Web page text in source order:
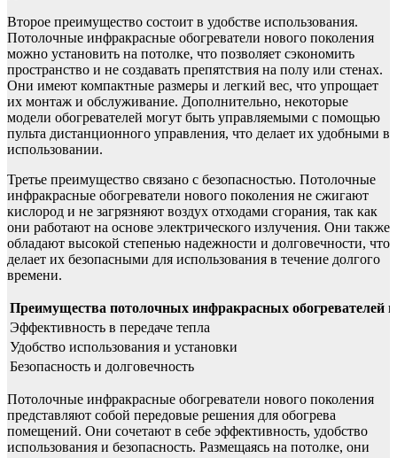
Второе преимущество состоит в удобстве использования.
Потолочные инфракрасные обогреватели нового поколения
можно установить на потолке, что позволяет сэкономить
пространство и не создавать препятствия на полу или стенах.
Они имеют компактные размеры и легкий вес, что упрощает
их монтаж и обслуживание. Дополнительно, некоторые
модели обогревателей могут быть управляемыми с помощью
пульта дистанционного управления, что делает их удобными в
использовании.
Третье преимущество связано с безопасностью. Потолочные
инфракрасные обогреватели нового поколения не сжигают
кислород и не загрязняют воздух отходами сгорания, так как
они работают на основе электрического излучения. Они также
обладают высокой степенью надежности и долговечности, что
делает их безопасными для использования в течение долгого
времени.
Преимущества потолочных инфракрасных обогревателей
Эффективность в передаче тепла
Удобство использования и установки
Безопасность и долговечность
Потолочные инфракрасные обогреватели нового поколения
представляют собой передовые решения для обогрева
помещений. Они сочетают в себе эффективность, удобство
использования и безопасность. Размещаясь на потолке, они